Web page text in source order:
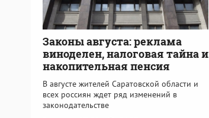
Законы августа: реклама
виноделен, налоговая тайна и
накопительная пенсия
В августе жителей Саратовской области и
всех россиян ждет ряд изменений в
законодательстве